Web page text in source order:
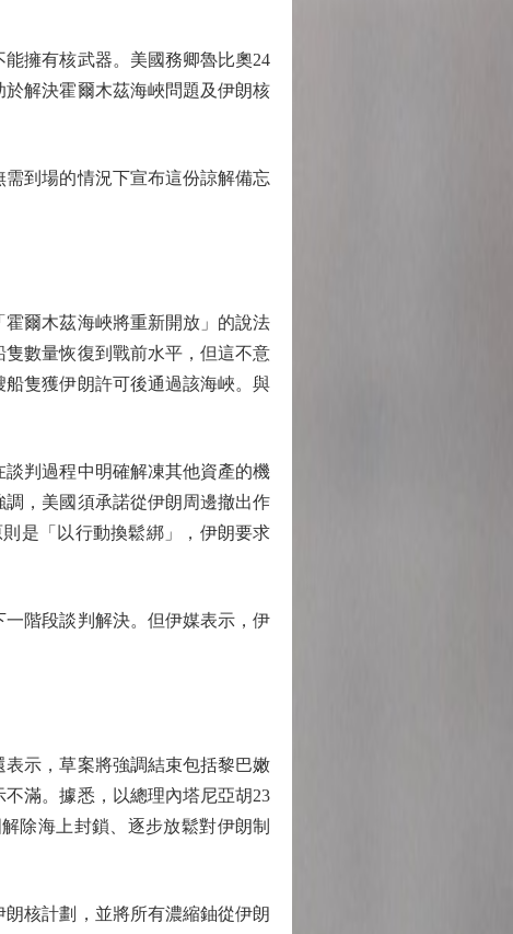
擁有核武器。美國務卿魯比奧24
解決霍爾木茲海峽問題及伊朗核
到場的情況下宣布這份諒解備忘
爾木茲海峽將重新開放」的說法
數量恢復到戰前水平，但這不意
隻獲伊朗許可後通過該海峽。與
判過程中明確解凍其他資產的機
，美國須承諾從伊朗周邊撤出作
是「以行動換鬆綁」，伊朗要求
階段談判解決。但伊媒表示，伊
示，草案將強調結束包括黎巴嫩
滿。據悉，以總理內塔尼亞胡23
除海上封鎖、逐步放鬆對伊朗制
核計劃，並將所有濃縮鈾從伊朗